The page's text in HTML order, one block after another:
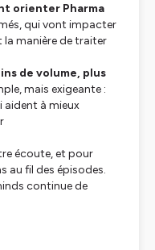
orienter Pharma
qui vont impacter
la manière de traiter
de volume, plus
mais exigeante :
aident à mieux
écoute, et pour
au fil des épisodes.
continue de